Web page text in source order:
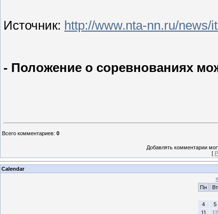
Источник: http://www.nta-nn.ru/news/
- Положение о соревнованиях
Всего комментариев: 0
Добавлять комментарии
[
Calendar
«
Пн
Вт
4
5
11
12